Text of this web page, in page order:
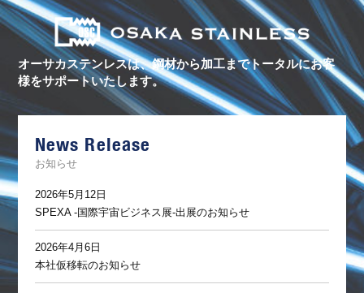
ン
レ
ス
の
ト
ー
タ
ポ
オーサカステンレスは、鋼材から加工までトータルにお客
様をサポートいたします。
News Release
お知らせ
2026年5月12日
SPEXA -国際宇宙ビジネス展-出展のお知らせ
2026年4月6日
本社仮移転のお知らせ